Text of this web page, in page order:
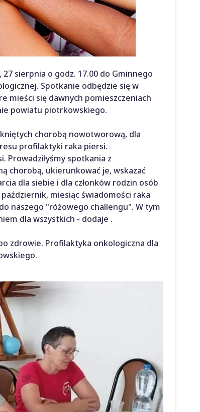
sierpnia o godz. 17.00 do Gminnego
Spotkanie odbędzie się w
mieści się dawnych pomieszczeniach
powiatu piotrkowskiego.
chorobą nowotworową, dla
profilaktyki raka piersi.
spotkania z
chorobą, ukierunkować je, wskazać
dla siebie i dla członków rodzin osób
miesiąc świadomości raka
naszego "różowego challengu". W tym
dla wszystkich - dodaje .
zdrowie. Profilaktyka onkologiczna dla